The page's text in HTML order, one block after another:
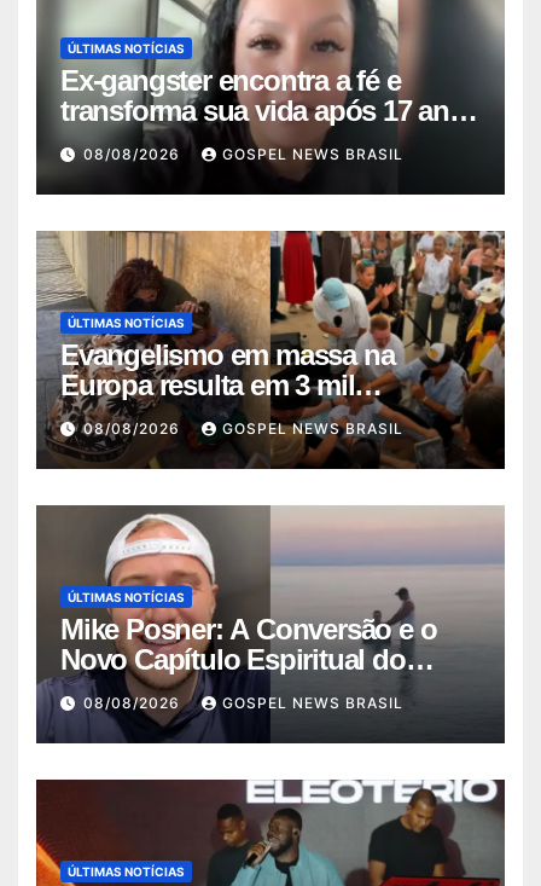
ÚLTIMAS NOTÍCIAS
Ex-gangster encontra a fé e
transforma sua vida após 17 anos
na p…
08/08/2026 GOSPEL NEWS BRASIL
ÚLTIMAS NOTÍCIAS
Evangelismo em massa na
Europa resulta em 3 mil
conversões: um fen…
08/08/2026 GOSPEL NEWS BRASIL
ÚLTIMAS NOTÍCIAS
Mike Posner: A Conversão e o
Novo Capítulo Espiritual do
Cantor
08/08/2026 GOSPEL NEWS BRASIL
ÚLTIMAS NOTÍCIAS